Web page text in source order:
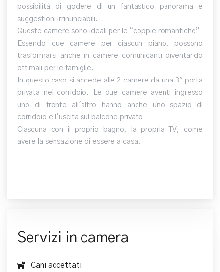
possibilità di godere di un fantastico panorama e
suggestioni irrinunciabili.
Queste camere sono ideali per le “coppie romantiche”
Essendo due camere per ciascun piano, possono
trasformarsi anche in camere comunicanti diventando
ottimali per le famiglie.
In questo caso si accede alle 2 camere da una 3° porta
privata nel corridoio. Le due camere aventi ingresso
uno di fronte all'altro hanno anche uno spazio di
corridoio e l'uscita sul balcone privato
Ciascuna con il proprio bagno, la propria TV, come
avere la sensazione di essere a casa.
Servizi in camera
Cani accettati